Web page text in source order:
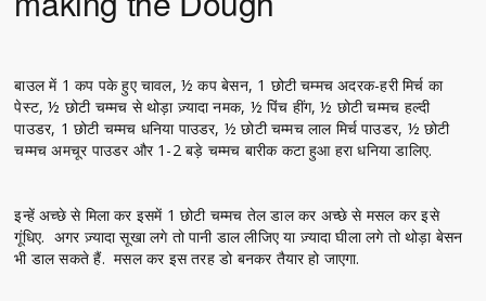
बाउल में 1 कप पके हुए चावल, ½ कप बेसन, 1 छोटी चम्मच अदरक-हरी मिर्च का
पेस्ट, ½ छोटी चम्मच से थोड़ा ज़्यादा नमक, ½ पिंच हींग, ½ छोटी चम्मच हल्दी
पाउडर, 1 छोटी चम्मच धनिया पाउडर, ½ छोटी चम्मच लाल मिर्च पाउडर, ½ छोटी
चम्मच अमचूर पाउडर और 1-2 बड़े चम्मच बारीक कटा हुआ हरा धनिया डालिए.
इन्हें अच्छे से मिला कर इसमें 1 छोटी चम्मच तेल डाल कर अच्छे से मसल कर इसे
गूंधिए. अगर ज़्यादा सूखा लगे तो पानी डाल लीजिए या ज़्यादा घीला लगे तो थोड़ा बेसन
भी डाल सकते हैं. मसल कर इस तरह डो बनकर तैयार हो जाएगा.